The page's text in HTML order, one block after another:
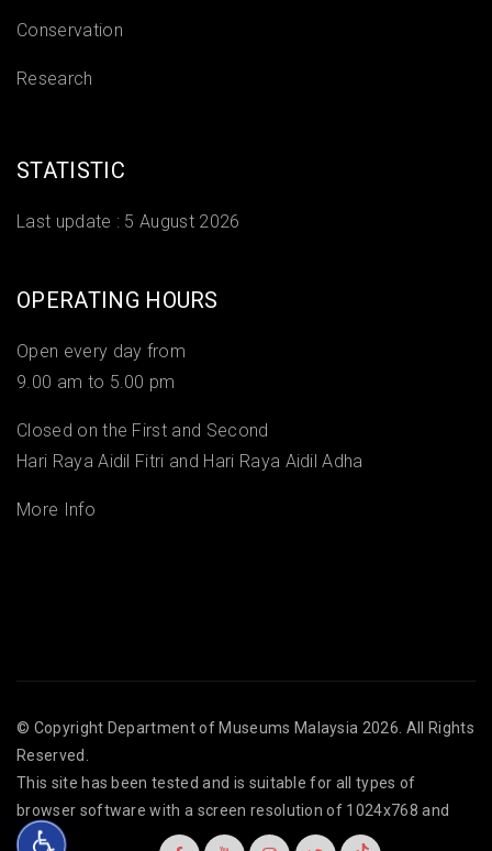
Conservation
Research
STATISTIC
Last update : 5 August 2026
OPERATING HOURS
Open every day from
9.00 am to 5.00 pm
Closed on the First and Second
Hari Raya Aidil Fitri and Hari Raya Aidil Adha
More Info
© Copyright Department of Museums Malaysia 2026. All Rights
Reserved.
This site has been tested and is suitable for all types of
browser software with a screen resolution of 1024x768 and
above.